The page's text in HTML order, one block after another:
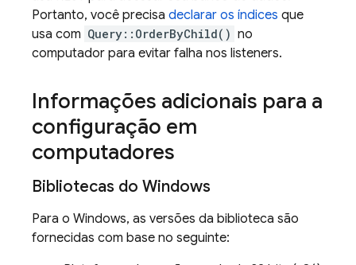
Portanto, você precisa declarar os índices que
usa com Query::OrderByChild() no
computador para evitar falha nos listeners.
Informações adicionais para a
configuração em
computadores
Bibliotecas do Windows
Para o Windows, as versões da biblioteca são
fornecidas com base no seguinte: